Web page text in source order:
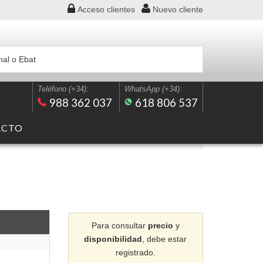
Acceso clientes Nuevo cliente
Teléfono (+34):
988 362 037
WhatsApp (+34):
618 806 537
Para consultar precio y
disponibilidad , debe estar
registrado.